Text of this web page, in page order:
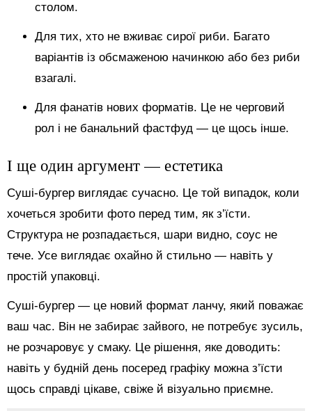
столом.
Для тих, хто не вживає сирої риби. Багато
варіантів із обсмаженою начинкою або без риби
взагалі.
Для фанатів нових форматів. Це не черговий
рол і не банальний фастфуд — це щось інше.
І ще один аргумент — естетика
Суші-бургер виглядає сучасно. Це той випадок, коли
хочеться зробити фото перед тим, як з’їсти.
Структура не розпадається, шари видно, соус не
тече. Усе виглядає охайно й стильно — навіть у
простій упаковці.
Суші-бургер — це новий формат ланчу, який поважає
ваш час. Він не забирає зайвого, не потребує зусиль,
не розчаровує у смаку. Це рішення, яке доводить:
навіть у будній день посеред графіку можна з’їсти
щось справді цікаве, свіже й візуально приємне.